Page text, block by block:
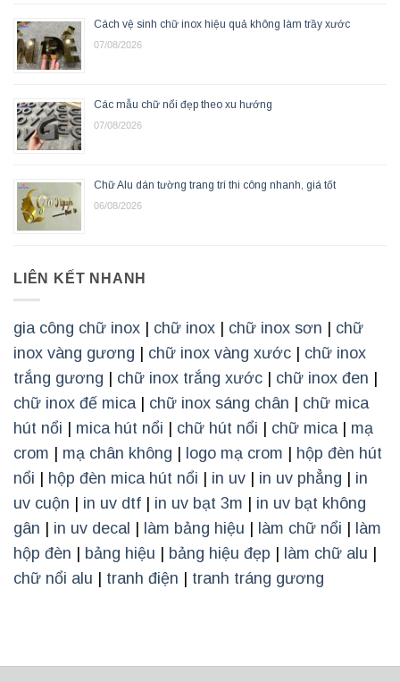
Cách vệ sinh chữ inox hiệu quả không làm trầy xước
07/08/2026
Các mẫu chữ nổi đẹp theo xu hướng
07/08/2026
Chữ Alu dán tường trang trí thi công nhanh, giá tốt
06/08/2026
LIÊN KẾT NHANH
gia công chữ inox chữ inox chữ inox sơn
chữ
inox vàng gương
chữ inox vàng xước
chữ inox
trắng gương
chữ inox trắng xước chữ inox đen
chữ inox đế mica| chữ inox sáng chân
chữ mica
hút nổi
mica hút nổi chữ hút nổi chữ mica| mạ
crom
mạ chân không logo mạ crom
hộp đèn hút
nổi
hộp đèn mica hút nổi in uv in uv phẳng
in
uv cuộn
in uv dtf in uv bạt 3m
in uv bạt không
gân
in uv decal làm bảng hiệu làm chữ nổi
làm
hộp đèn
bảng hiệu bảng hiệu đẹp làm chữ alu
chữ nổi alu
tranh điện tranh tráng gương